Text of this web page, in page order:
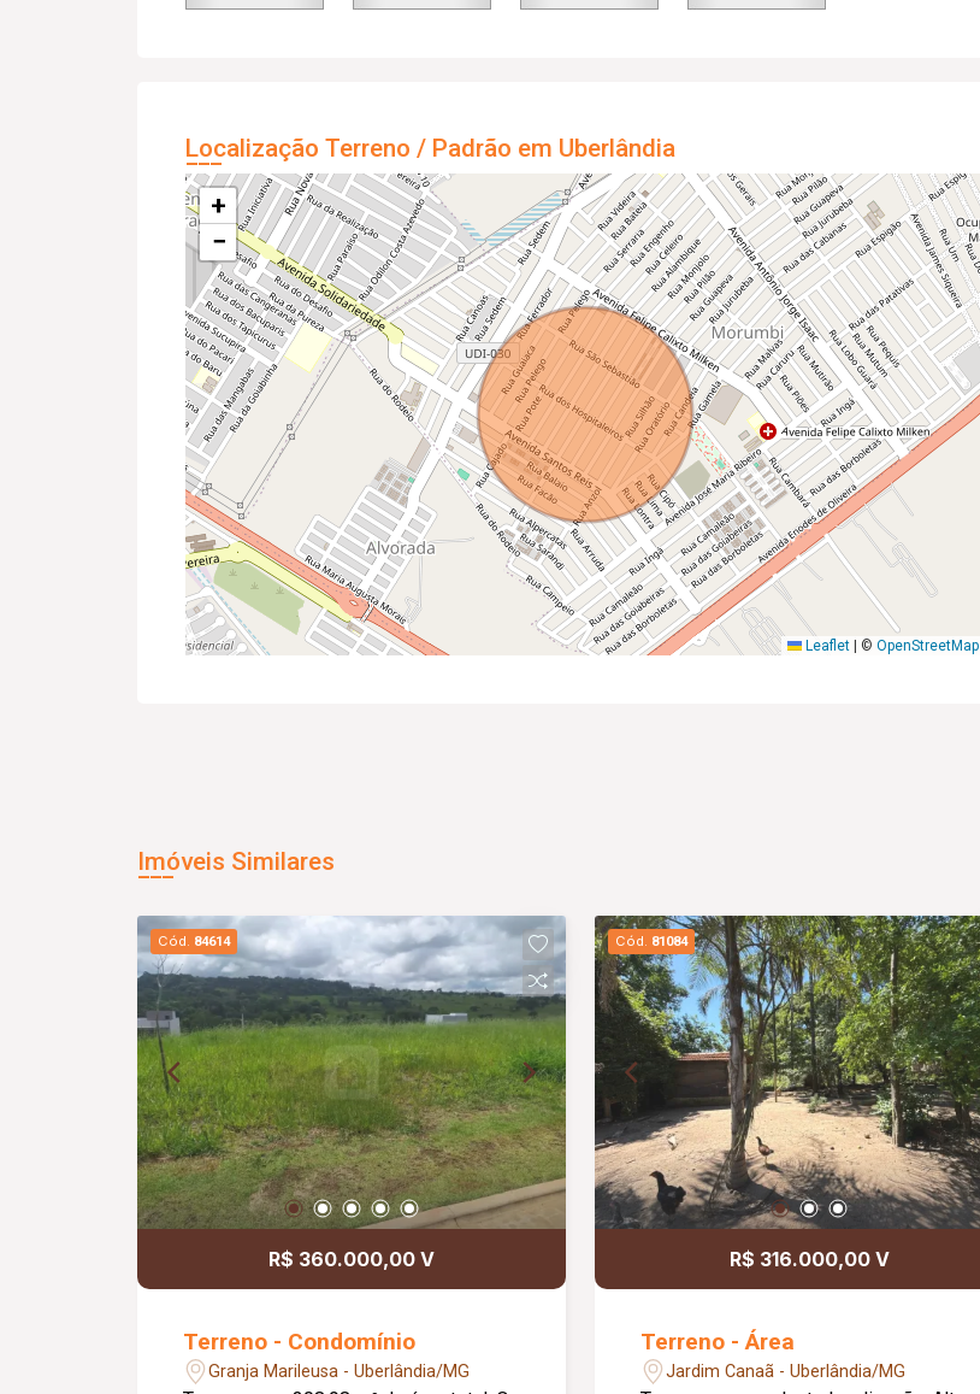
Localização Terreno / Padrão em Uberlândia
+
−
Leaflet © OpenStreetMap
Imóveis Similares
Cód. 84614
R$ 360.000,00 V
Terreno - Condomínio
Granja Marileusa - Uberlândia/MG
Cód. 81084
R$ 316.000,00 V
Terreno - Área
Jardim Canaã - Uberlândia/MG